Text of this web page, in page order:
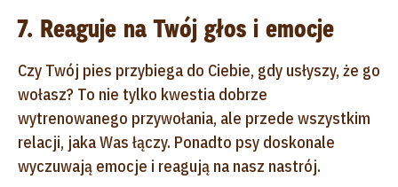
7. Reaguje na Twój głos i emocje
Czy Twój pies przybiega do Ciebie, gdy usłyszy, że go
wołasz? To nie tylko kwestia dobrze
wytrenowanego przywołania, ale przede wszystkim
relacji, jaka Was łączy. Ponadto psy doskonale
wyczuwają emocje i reagują na nasz nastrój.